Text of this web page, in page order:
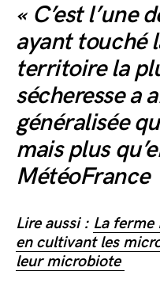
« C’est l’une
ayant touché
territoire la
sécheresse a
généralisée
mais plus
MétéoFrance
Lire aussi : La ferme
en cultivant les
leur microbiote